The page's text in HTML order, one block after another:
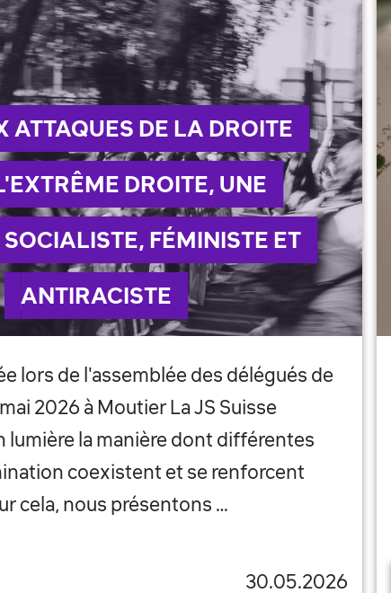
ATTAQUES DE LA DROITE
DROITE, UNE
SOCIALISTE, FÉMINISTE ET
ANTIRACISTE
lors de l'assemblée des délégués de
2026 à Moutier La JS Suisse
lumière la manière dont différentes
coexistent et se renforcent
cela, nous présentons …
30.05.2026